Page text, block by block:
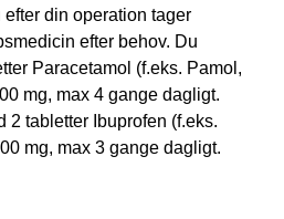
din operation tager
efter behov. Du
Paracetamol (f.eks. Pamol,
mg, max 4 gange dagligt.
2 tabletter Ibuprofen (f.eks.
mg, max 3 gange dagligt.